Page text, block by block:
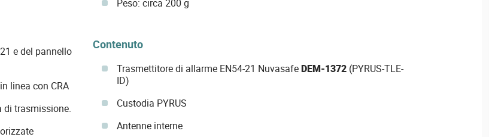
e del pannello
linea con CRA
di trasmissione.
Peso: circa 200 g
Contenuto
Trasmettitore di allarme EN54-21 NuvasafeDEM-1372(PYRUS-TLE-
ID)
Custodia PYRUS
Antenne interne